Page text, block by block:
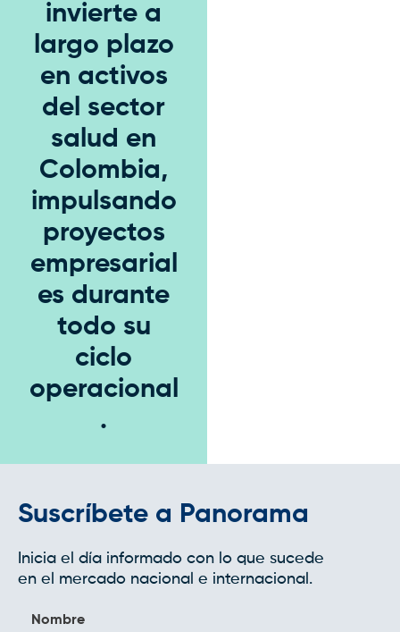
invierte a
largo plazo
en activos
del sector
salud en
Colombia,
impulsando
proyectos
empresarial
es durante
todo su
ciclo
operacional
.
Suscríbete a Panorama
Inicia el día informado con lo que sucede
en el mercado nacional e internacional.
Nombre